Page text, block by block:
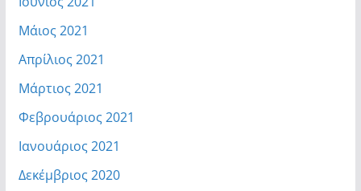
Μάιος 2021
Απρίλιος 2021
Μάρτιος 2021
Φεβρουάριος 2021
Ιανουάριος 2021
Δεκέμβριος 2020